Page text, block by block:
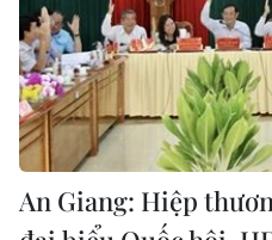
An Giang: Hiệp